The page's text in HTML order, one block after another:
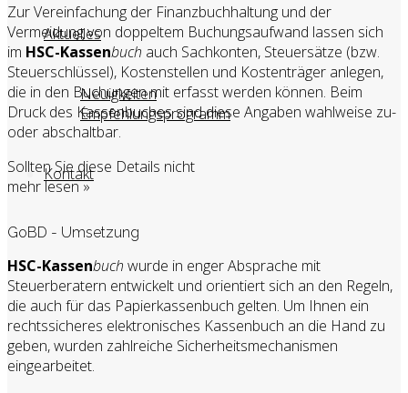
Aktuelles
Neuigkeiten
Empfehlungsprogramm
Kontakt
Zur Vereinfachung der Finanzbuchhaltung und der
Vermeidung von doppeltem Buchungsaufwand lassen sich
im HSC-Kassenbuch auch Sachkonten, Steuersätze (bzw.
Steuerschlüssel), Kostenstellen und Kostenträger anlegen,
die in den Buchungen mit erfasst werden können. Beim
Druck des Kassenbuches sind diese Angaben wahlweise zu-
oder abschaltbar.
Sollten Sie diese Details nicht
mehr lesen »
GoBD - Umsetzung
HSC-Kassenbuch wurde in enger Absprache mit
Steuerberatern entwickelt und orientiert sich an den Regeln,
die auch für das Papierkassenbuch gelten. Um Ihnen ein
rechtssicheres elektronisches Kassenbuch an die Hand zu
geben, wurden zahlreiche Sicherheitsmechanismen
eingearbeitet.